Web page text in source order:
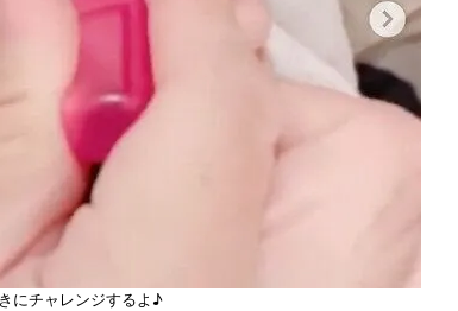
にチャレンジするよ♪